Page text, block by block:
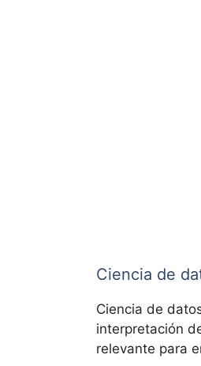
Ciencia de
Ciencia de
interpretación
relevante para